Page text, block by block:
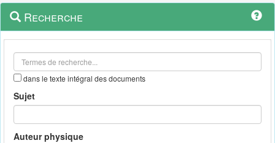
Navigation
outils
Menu
contextuel
Recherche
dans le texte intégral des documents
Sujet
Auteur physique